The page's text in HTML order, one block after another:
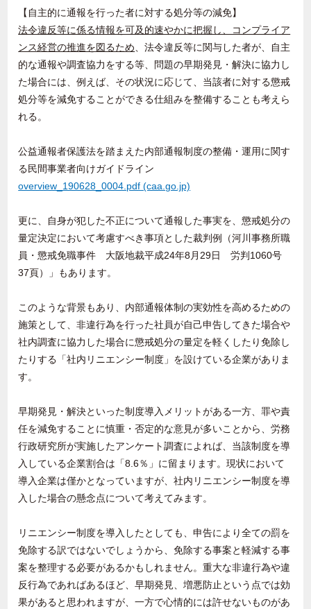
【自主的に通報を行った者に対する処分等の減免】
法令違反等に係る情報を可及的速やかに把握し、コンプライア
ンス経営の推進を図るため 、法令違反等に関与した者が、自主
的な通報や調査協力をする等、問題の早期発見・解決に協力し
た場合には、例えば、その状況に応じて、当該者に対する懲戒
処分等を減免することができる仕組みを整備することも考えら
れる。
公益通報者保護法を踏まえた内部通報制度の整備・運用に関す
る民間事業者向けガイドライン
overview_190628_0004.pdf (caa.go.jp)
更に、自身が犯した不正について通報した事実を、懲戒処分の
量定決定において考慮すべき事項とした裁判例（河川事務所職
員・懲戒免職事件 大阪地裁平成24年8 月 29日 労判 1060号
37頁）」もあります。
このような背景もあり、内部通報体制の実効性を高めるための
施策として、非違行為を行った社員が自己申告してきた場合や
社内調査に協力した場合に懲戒処分の量定を軽くしたり免除し
たりする「社内リニエンシー制度」を設けている企業がありま
す。
早期発見・解決といった制度導入メリットがある一方、罪や責
任を減免することに慎重・否定的な意見が多いことから、労務
行政研究所が実施したアンケート調査によれば、当該制度を導
入している企業割合は「8.6％」に留まります。現状において
導入企業は僅かとなっていますが、社内リニエンシー制度を導
入した場合の懸念点について考えてみます。
リニエンシー制度を導入したとしても、申告により全ての罰を
免除する訳ではないでしょうから、免除する事案と軽減する事
案を整理する必要があるかもしれません。重大な非違行為や違
反行為であればあるほど、早期発見、増悪防止という点では効
果があると思われますが、一方で心情的には許せないものがあ